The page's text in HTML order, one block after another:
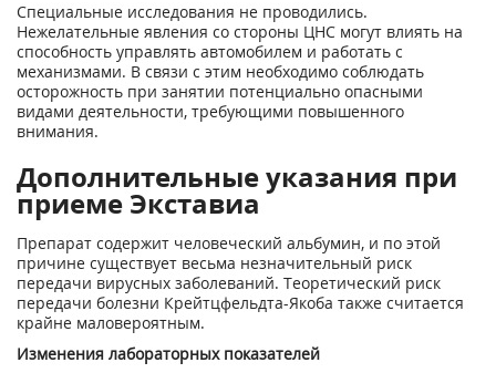
Специальные исследования не проводились.
Нежелательные явления со стороны ЦНС могут влиять на
способность управлять автомобилем и работать с
механизмами. В связи с этим необходимо соблюдать
осторожность при занятии потенциально опасными
видами деятельности, требующими повышенного
внимания.
Дополнительные указания при
приеме Экставиа
Препарат содержит человеческий альбумин, и по этой
причине существует весьма незначительный риск
передачи вирусных заболеваний. Теоретический риск
передачи болезни Крейтцфельдта-Якоба также считается
крайне маловероятным.
Изменения лабораторных показателей